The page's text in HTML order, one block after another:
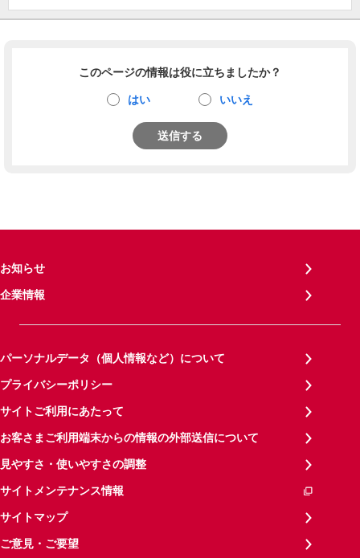
このページの情報は役に立ちましたか？
はい いいえ
送信する
お知らせ
企業情報
パーソナルデータ（個人情報など）について
プライバシーポリシー
サイトご利用にあたって
お客さまご利用端末からの情報の外部送信について
見やすさ・使いやすさの調整
サイトメンテナンス情報
サイトマップ
ご意見・ご要望